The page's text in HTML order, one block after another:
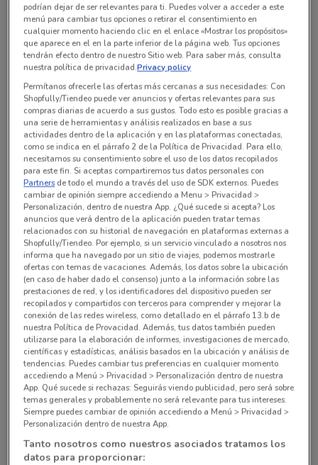
En este momento no hay ofertas vigentes
Sucursales Farmacias Médicor alrededor
Insurgentes Sur 82-A Ciudad De México
18.9 km
ABIERTO
Independencia No. 66 Ciudad De México
22.1 km
ABIERTO
Av. Universidad No. 1000 Benito Juárez (cdmx)
22.5 km
podrían dejar de ser relevantes para ti. Puedes volver a acceder a este
menú para cambiar tus opciones o retirar el consentimiento en
cualquier momento haciendo clic en el enlace «Mostrar los propósitos»
que aparece en el en la parte inferior de la página web. Tus opciones
tendrán efecto dentro de nuestro Sitio web. Para saber más, consulta
nuestra política de privacidad.Privacy policy
Permítanos ofrecerle las ofertas más cercanas a sus necesidades: Con
Shopfully/Tiendeo puede ver anuncios y ofertas relevantes para sus
compras diarias de acuerdo a sus gustos. Todo esto es posible gracias a
una serie de herramientas y análisis realizados en base a sus
actividades dentro de la aplicación y en las plataformas conectadas,
como se indica en el párrafo 2 de la Política de Privacidad. Para ello,
necesitamos su consentimiento sobre el uso de los datos recopilados
para este fin. Si aceptas compartiremos tus datos personales con
Partners de todo el mundo a través del uso de SDK externos. Puedes
cambiar de opinión siempre accediendo a Menu > Privacidad >
Personalización, dentro de nuestra App. ¿Qué sucede si acepta? Los
anuncios que verá dentro de la aplicación pueden tratar temas
relacionados con su historial de navegación en plataformas externas a
Shopfully/Tiendeo. Por ejemplo, si un servicio vinculado a nosotros nos
informa que ha navegado por un sitio de viajes, podemos mostrarle
ofertas con temas de vacaciones. Además, los datos sobre la ubicación
(en caso de haber dado el consenso) junto a la información sobre las
prestaciones de red, y los identificadores del dispositivo pueden ser
recopilados y compartidos con terceros para comprender y mejorar la
conexión de las redes wireless, como detallado en el párrafo 13.b de
nuestra Política de Provacidad. Además, tus datos también pueden
utilizarse para la elaboración de informes, investigaciones de mercado,
científicas y estadísticas, análisis basados en la ubicación y análisis de
tendencias. Puedes cambiar tus preferencias en cualquier momento
accediendo a Menú > Privacidad > Personalización dentro de nuestra
App. Qué sucede si rechazas: Seguirás viendo publicidad, pero será sobre
temas generales y probablemente no será relevante para tus intereses.
Siempre puedes cambiar de opinión accediendo a Menú > Privacidad >
Personalización dentro de nuestra App.
Tanto nosotros como nuestros asociados tratamos los
datos para proporcionar: